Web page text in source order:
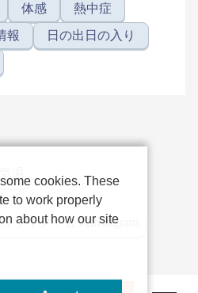
体感
熱中症
報
日の出日の入り
ライク！公式Instagram
cookies. These
to work properly
about how our site